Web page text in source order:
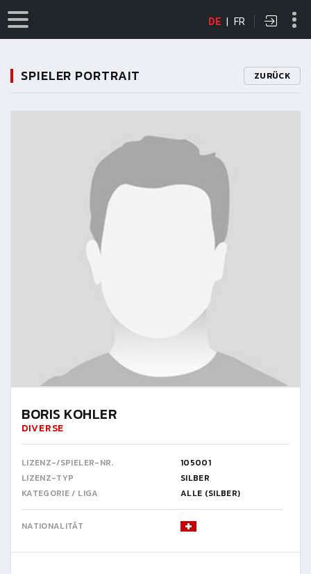
DE | FR
SPIELER PORTRAIT ZURÜCK
BORIS KOHLER
DIVERSE
LIZENZ-/SPIELER-NR.
105001
LIZENZ-TYP
SILBER
KATEGORIE / LIGA
ALLE (SILBER)
NATIONALITÄT